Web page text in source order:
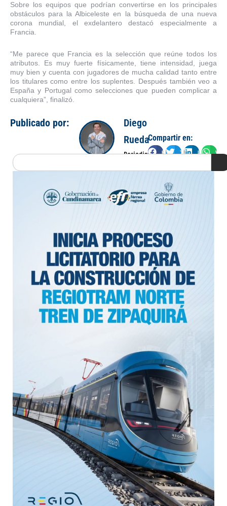
Sobre los equipos que podrían convertirse en los principales
obstáculos para la Albiceleste en la búsqueda de una nueva
corona mundial, el exdelantero destacó especialmente a
Francia.
“Me parece que Francia es la selección que reúne todos los
atributos. Es muy fuerte físicamente, tiene intensidad, juega
muy bien y cuenta con jugadores de mucha calidad tanto entre
los titulares como entre los suplentes. Después también veo a
España y Portugal como selecciones que pueden complicar a
cualquiera”, finalizó.
Publicado por:
Diego
Rueda
Periodista
Compartir en:
FacebookTwitterLinkedIn
Search